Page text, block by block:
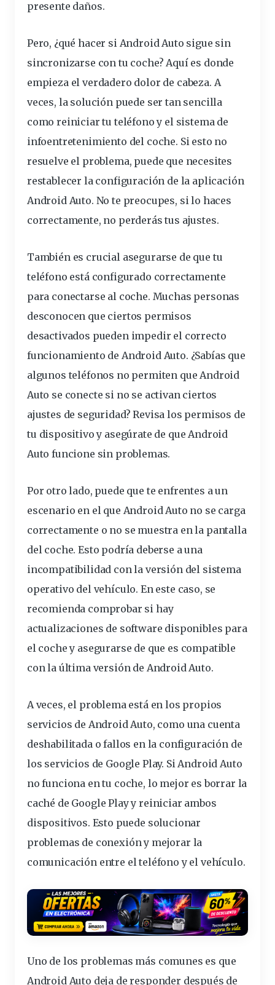
presente daños.
Pero, ¿qué hacer si Android Auto sigue sin
sincronizarse con tu coche? Aquí es donde
empieza el verdadero dolor de cabeza. A
veces, la solución puede ser tan sencilla
comoreiniciar tu teléfono y el sistema de
infoentretenimiento del coche. Si esto no
resuelve el problema, puede que necesites
restablecer la configuración de la aplicación
Android Auto. No te preocupes, si lo haces
correctamente, no perderás tus ajustes.
También es crucial asegurarse de que tu
teléfono está configurado correctamente
para conectarse al coche. Muchas personas
desconocen que ciertos permisos
desactivados pueden impedir el correcto
funcionamiento de Android Auto. ¿Sabías que
algunos teléfonos no permiten que Android
Auto se conecte si no se activan ciertos
ajustes de seguridad? Revisa los permisos de
tu dispositivoy asegúrate de que Android
Auto funcione sin problemas.
Por otro lado, puede que te enfrentes a un
escenario en el que Android Auto no se carga
correctamente o no se muestra en la pantalla
del coche. Esto podría deberse a una
incompatibilidad con la versión del sistema
operativo del vehículo. En este caso, se
recomienda comprobar si hay
actualizaciones de software disponibles para
el coche y asegurarse de que es compatible
con la última versión de Android Auto.
A veces, el problema está en los propios
servicios de Android Auto, como una cuenta
deshabilitada o fallos en la configuración de
los servicios de Google Play. Si Android Auto
no funciona en tu coche, lo mejor es borrar la
caché de Google Play y reiniciar ambos
dispositivos. Esto puede solucionar
problemas de conexión y mejorar la
comunicación entre el teléfono y el vehículo.
Uno de los problemas más comunes es que
Android Auto deja deresponder después de